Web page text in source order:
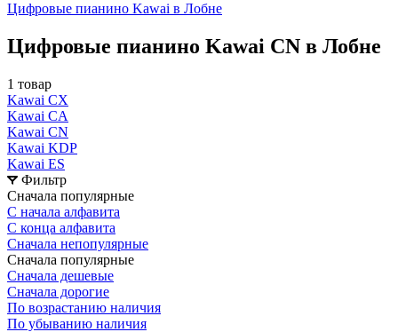
Цифровые пианино Kawai в Лобне
Цифровые пианино Kawai CN в Лобне
1 товар
Kawai CX
Kawai CA
Kawai CN
Kawai KDP
Kawai ES
Фильтр
Сначала популярные
С начала алфавита
С конца алфавита
Сначала непопулярные
Сначала популярные
Сначала дешевые
Сначала дорогие
По возрастанию наличия
По убыванию наличия